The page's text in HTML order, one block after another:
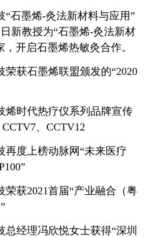
“石墨烯-灸法新材料与应用”
新教授为“石墨烯-灸法新材
开启石墨烯热敏灸合作。
荣获石墨烯联盟颁发的“2020
烯时代热疗仪系列品牌宣传
、CCTV12
再度上榜动脉网“未来医疗
荣获2021首届“产业融合（粤
总经理冯欣悦女士获得“深圳